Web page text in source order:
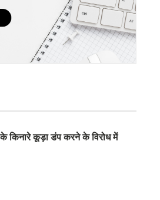
कूड़ा डंप करने के विरोध में